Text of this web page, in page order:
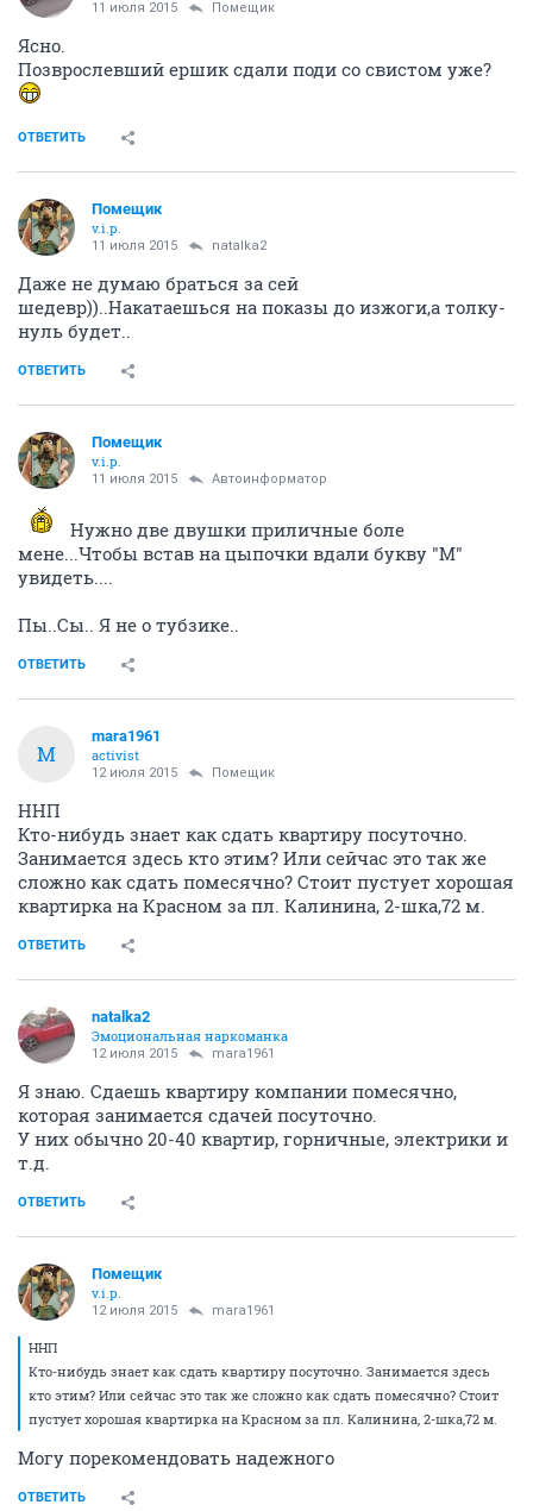
11 июля 2015 Помещик
Ясно.
Позврослевший ершик сдали поди со свистом уже?
ОТВЕТИТЬ
Помещик
v.i.p.
11 июля 2015 natalka2
Даже не думаю браться за сей
шедевр))..Накатаешься на показы до изжоги,а толку-
нуль будет..
ОТВЕТИТЬ
Помещик
v.i.p.
11 июля 2015 Автоинформатор
Нужно две двушки приличные боле
мене...Чтобы встав на цыпочки вдали букву "М"
увидеть....
Пы..Сы.. Я не о тубзике..
ОТВЕТИТЬ
M
mara1961
activist
12 июля 2015 Помещик
ННП
Кто-нибудь знает как сдать квартиру посуточно.
Занимается здесь кто этим? Или сейчас это так же
сложно как сдать помесячно? Стоит пустует хорошая
квартирка на Красном за пл. Калинина, 2-шка,72 м.
ОТВЕТИТЬ
natalka2
Эмоциональная наркоманка
12 июля 2015 mara1961
Я знаю. Сдаешь квартиру компании помесячно,
которая занимается сдачей посуточно.
У них обычно 20-40 квартир, горничные, электрики и
т.д.
ОТВЕТИТЬ
Помещик
v.i.p.
12 июля 2015 mara1961
ННП
Кто-нибудь знает как сдать квартиру посуточно. Занимается здесь
кто этим? Или сейчас это так же сложно как сдать помесячно? Стоит
пустует хорошая квартирка на Красном за пл. Калинина, 2-шка,72 м.
Могу порекомендовать надежного
ОТВЕТИТЬ